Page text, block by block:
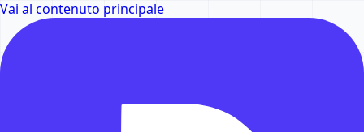
Vai al contenuto principale